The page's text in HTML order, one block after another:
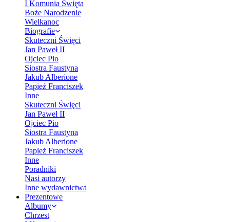
I Komunia Święta
Boże Narodzenie
Wielkanoc
Biografie
Skuteczni Święci
Jan Paweł II
Ojciec Pio
Siostra Faustyna
Jakub Alberione
Papież Franciszek
Inne
Skuteczni Święci
Jan Paweł II
Ojciec Pio
Siostra Faustyna
Jakub Alberione
Papież Franciszek
Inne
Poradniki
Nasi autorzy
Inne wydawnictwa
Prezentowe
Albumy
Chrzest